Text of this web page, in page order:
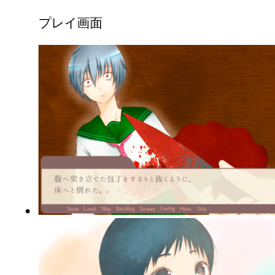
プレイ画面